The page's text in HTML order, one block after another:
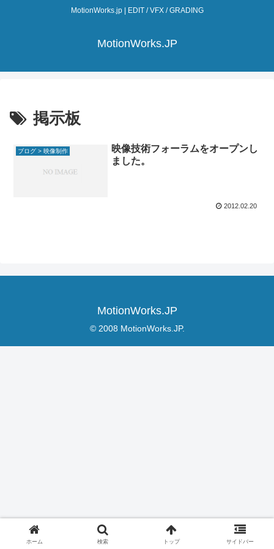
MotionWorks.jp | EDIT / VFX / GRADING
MotionWorks.JP
掲示板
ブログ > 映像制作
映像技術フォーラムをオープンし
ました。
2012.02.20
MotionWorks.JP
© 2008 MotionWorks.JP.
ホーム 検索 トップ サイドバー